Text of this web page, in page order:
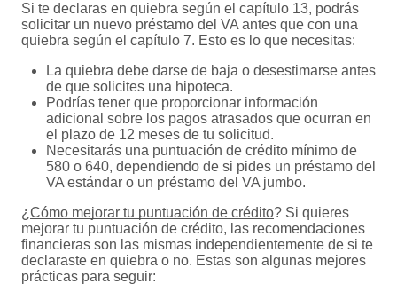
Si te declaras en quiebra según el capítulo 13, podrás
solicitar un nuevo préstamo del VA antes que con una
quiebra según el capítulo 7. Esto es lo que necesitas:
La quiebra debe darse de baja o desestimarse antes
de que solicites una hipoteca.
Podrías tener que proporcionar información
adicional sobre los pagos atrasados que ocurran en
el plazo de 12 meses de tu solicitud.
Necesitarás una puntuación de crédito mínimo de
580 o 640, dependiendo de si pides un préstamo del
VA estándar o un préstamo del VA jumbo.
¿Cómo mejorar tu puntuación de crédito? Si quieres
mejorar tu puntuación de crédito, las recomendaciones
financieras son las mismas independientemente de si te
declaraste en quiebra o no. Estas son algunas mejores
prácticas para seguir: